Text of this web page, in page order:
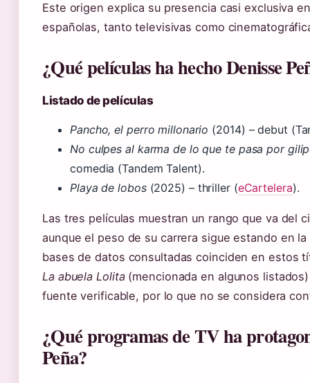
Este origen explica su presencia casi exclusiva
españolas, tanto televisivas como
¿Qué películas ha hecho Denisse
Listado de películas
Pancho, el perro millonario (2014) – debut
No culpes al karma de lo que te pasa por
comedia (Tandem Talent).
Playa de lobos(2025) – thriller (eCartelera).
Las tres películas muestran un rango que va del
aunque el peso de su carrera sigue estando en
bases de datos consultadas coinciden en estos
La abuela Lolita(mencionada en algunos
fuente verificable, por lo que no se considera
¿Qué programas de TV ha
Peña?